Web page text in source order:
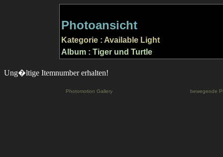
Photoansicht
Kategorie : Available Light
Album : Tiger und Turtle
Ung�ltige Itemnumber erhalten!
Photomotion Gallery bewegende